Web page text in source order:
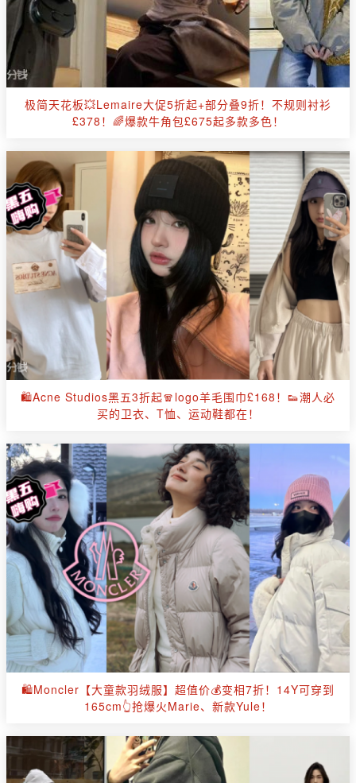
极简天花板💥Lemaire大促5折起+部分叠9折！不规则衬衫
£378！🌈爆款牛角包£675起多款多色！
🛍Acne Studios黑五3折起🧣logo羊毛围巾£168！👟潮人必
买的卫衣、T恤、运动鞋都在！
🛍Moncler【大童款羽绒服】超值价💰变相7折！14Y可穿到
165cm👆抢爆火Marie、新款Yule！